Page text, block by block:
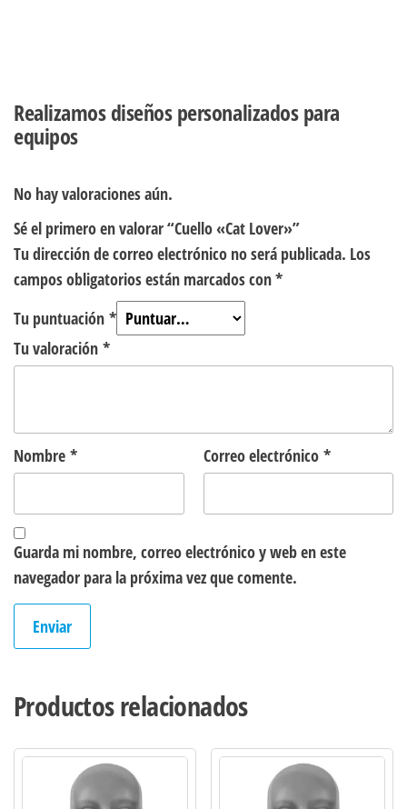
Realizamos diseños personalizados para
equipos
No hay valoraciones aún.
Sé el primero en valorar “Cuello «Cat Lover»”
Tu dirección de correo electrónico no será publicada. Los
campos obligatorios están marcados con*
Tu puntuación *
Tu valoración *
Nombre * Correo electrónico *
Guarda mi nombre, correo electrónico y web en este
navegador para la próxima vez que comente.
Productos relacionados